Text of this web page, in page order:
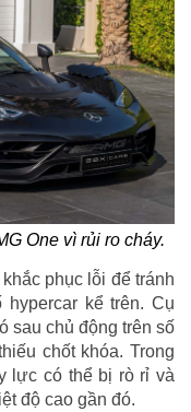
One vì rủi ro cháy.
phục lỗi để tránh
kể trên. Cụ
sau chủ động trên số
chốt khóa. Trong
lực có thể bị rò rỉ và
độ cao gần đó.